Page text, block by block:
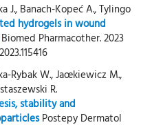
J., Banach-Kopeć A., Tylingo
hydrogels in wound
Biomed Pharmacother. 2023
Rybak W., Jaœkiewicz M.,
R.
stability and
Postepy Dermatol